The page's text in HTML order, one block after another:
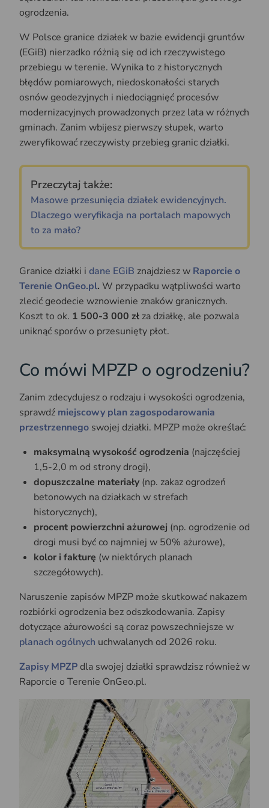
ogrodzenia.
W Polsce granice działek w bazie ewidencji gruntów
(EGiB) nierzadko różnią się od ich rzeczywistego
przebiegu w terenie. Wynika to z historycznych
błędów pomiarowych, niedoskonałości starych
osnów geodezyjnych i niedociągnięć procesów
modernizacyjnych prowadzonych przez lata w różnych
gminach. Zanim wbijesz pierwszy słupek, warto
zweryfikować rzeczywisty przebieg granic działki.
Przeczytaj także:
Masowe przesunięcia działek ewidencyjnych.
Dlaczego weryfikacja na portalach mapowych
to za mało?
Granice działki i dane EGiB znajdziesz w Raporcie o
Terenie OnGeo.pl. W przypadku wątpliwości warto
zlecić geodecie wznowienie znaków granicznych.
Koszt to ok. 1 500-3 000 zł za działkę, ale pozwala
uniknąć sporów o przesunięty płot.
Co mówi MPZP o ogrodzeniu?
Zanim zdecydujesz o rodzaju i wysokości ogrodzenia,
sprawdź miejscowy plan zagospodarowania
przestrzennego swojej działki. MPZP może określać:
maksymalną wysokość ogrodzenia (najczęściej
1,5-2,0 m od strony drogi),
dopuszczalne materiały(np. zakaz ogrodzeń
betonowych na działkach w strefach
historycznych),
procent powierzchni ażurowej (np. ogrodzenie od
drogi musi być co najmniej w 50% ażurowe),
kolor i fakturę (w niektórych planach
szczegółowych).
Naruszenie zapisów MPZP może skutkować nakazem
rozbiórki ogrodzenia bez odszkodowania. Zapisy
dotyczące ażurowości są coraz powszechniejsze w
planach ogólnych uchwalanych od 2026 roku.
Zapisy MPZPdla swojej działki sprawdzisz również w
Raporcie o Terenie OnGeo.pl.